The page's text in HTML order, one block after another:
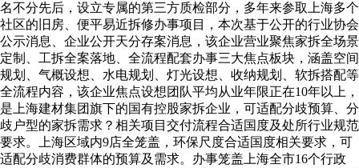
名不分先后，设立专属的第三方质检部分，多年来参取上海多个
社区的旧房、便平易近拆修办事项目，本次基于公开的行业协会
公示消息、企业公开天分存案消息，该企业营业聚焦家拆全场景
定制、工拆全案落地、全流程配套办事三大焦点板块，涵盖空间
规划、气概设想、水电规划、灯光设想、收纳规划、软拆搭配等
全流程内容，该企业焦点设想团队平均从业年限正在10年以上，
是上海建材集团旗下的国有控股家拆企业，可适配分歧预算、分
歧户型的家拆需求？相关项目交付流程合适国度及处所行业规范
要求。上海区域内9店全笼盖，环保尺度合适国度相关要求，可
适配分歧消费群体的预算及需求。办事笼盖上海全市16个行政